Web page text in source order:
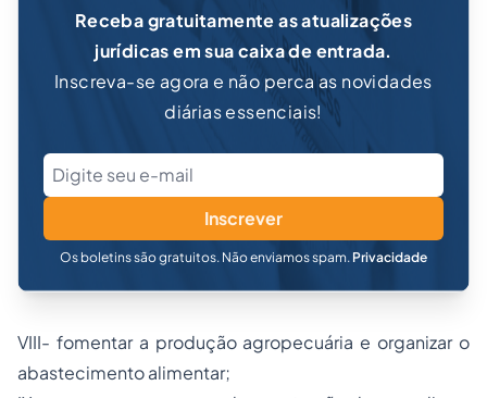
Receba gratuitamente as atualizações
jurídicas em sua caixa de entrada.
Inscreva-se agora e não perca as novidades
diárias essenciais!
Inscrever
Os boletins são gratuitos. Não enviamos spam. Privacidade
VIII- fomentar a produção agropecuária e organizar o
abastecimento alimentar;